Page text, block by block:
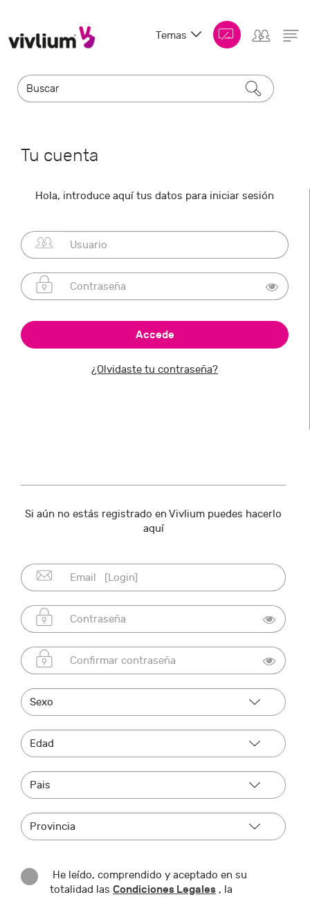
Temas
Tu cuenta
Hola, introduce aquí tus datos para iniciar sesión
¿Olvidaste tu contraseña?
Si aún no estás registrado en Vivlium puedes hacerlo
aquí
He leído, comprendido y aceptado en su
totalidad las Condiciones Legales , la